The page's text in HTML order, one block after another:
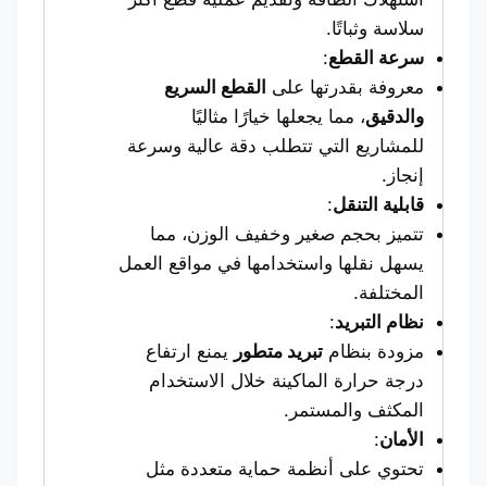
سلاسة وثباتًا.
سرعة القطع:
معروفة بقدرتها على القطع السريع
والدقيق، مما يجعلها خيارًا مثاليًا
للمشاريع التي تتطلب دقة عالية وسرعة
إنجاز.
قابلية التنقل:
تتميز بحجم صغير وخفيف الوزن، مما
يسهل نقلها واستخدامها في مواقع العمل
المختلفة.
نظام التبريد:
مزودة بنظام تبريد متطور يمنع ارتفاع
درجة حرارة الماكينة خلال الاستخدام
المكثف والمستمر.
الأمان:
تحتوي على أنظمة حماية متعددة مثل